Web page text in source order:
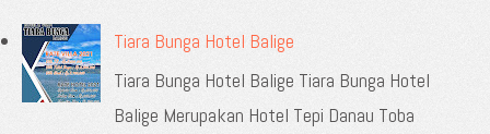
Tiara Bunga Hotel Balige
Tiara Bunga Hotel Balige Tiara Bunga Hotel
Balige Merupakan Hotel Tepi Danau Toba